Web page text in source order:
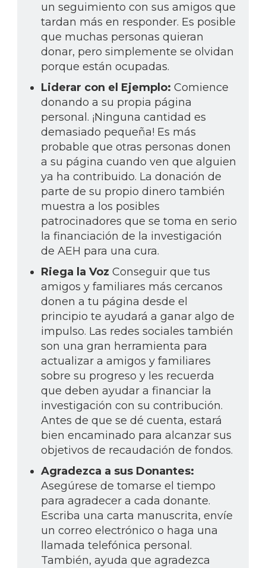
un seguimiento con sus amigos que
tardan más en responder. Es posible
que muchas personas quieran
donar, pero simplemente se olvidan
porque están ocupadas.
Liderar con el Ejemplo: Comience
donando a su propia página
personal. ¡Ninguna cantidad es
demasiado pequeña! Es más
probable que otras personas donen
a su página cuando ven que alguien
ya ha contribuido. La donación de
parte de su propio dinero también
muestra a los posibles
patrocinadores que se toma en serio
la financiación de la investigación
de AEH para una cura.
Riega la Voz Conseguir que tus
amigos y familiares más cercanos
donen a tu página desde el
principio te ayudará a ganar algo de
impulso. Las redes sociales también
son una gran herramienta para
actualizar a amigos y familiares
sobre su progreso y les recuerda
que deben ayudar a financiar la
investigación con su contribución.
Antes de que se dé cuenta, estará
bien encaminado para alcanzar sus
objetivos de recaudación de fondos.
Agradezca a sus Donantes:
Asegúrese de tomarse el tiempo
para agradecer a cada donante.
Escriba una carta manuscrita, envíe
un correo electrónico o haga una
llamada telefónica personal.
También, ayuda que agradezca